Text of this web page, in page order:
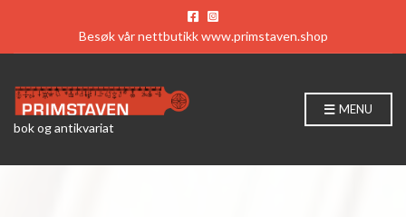
Besøk vår nettbutikkwww.primstaven.shop
bok og antikvariat
MENU